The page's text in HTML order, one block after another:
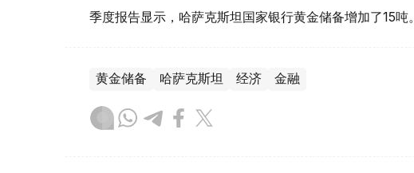
季度报告显示，哈萨克斯坦国家银行黄金储备增加了15吨。
黄金储备 哈萨克斯坦 经济 金融